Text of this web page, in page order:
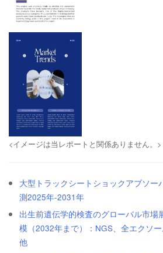
<イメージは当レポートと関係ありません。>
大型トラックシートショックアブソー
測2025年-2031年
出生前遺伝学的検査のグローバル市場
模（2032年まで）：NGS、全エクソ
他